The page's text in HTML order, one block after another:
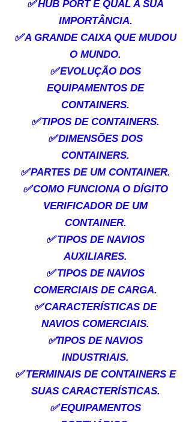
✅HUB PORT E QUAL A SUA
IMPORTÂNCIA.
✅A GRANDE CAIXA QUE MUDOU
O MUNDO.
✅EVOLUÇÃO DOS
EQUIPAMENTOS DE
CONTAINERS.
✅TIPOS DE CONTAINERS.
✅DIMENSÕES DOS
CONTAINERS.
✅PARTES DE UM CONTAINER.
✅COMO FUNCIONA O DÍGITO
VERIFICADOR DE UM
CONTAINER.
✅TIPOS DE NAVIOS
AUXILIARES.
✅TIPOS DE NAVIOS
COMERCIAIS DE CARGA.
✅CARACTERÍSTICAS DE
NAVIOS COMERCIAIS.
✅TIPOS DE NAVIOS
INDUSTRIAIS.
✅TERMINAIS DE CONTAINERS E
SUAS CARACTERÍSTICAS.
✅EQUIPAMENTOS